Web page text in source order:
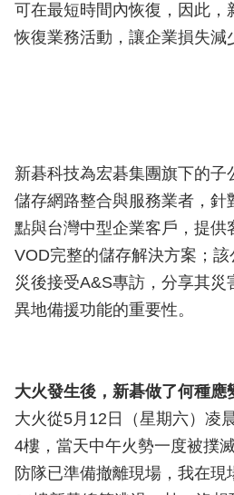
可在最短時間內恢復，因此，
恢復業務活動，讓企業損失減
新碁科技為宏碁集團旗下的子
儲存網路整合與服務業者，針
點與台灣中型企業客戶，提供
VOD完整的儲存解決方案；
災後接受A&S專訪，分享其災
異地備援功能的重要性。
大火發生後，新碁做了何種應
大火從5月12日（星期六）凌
4樓，當天中午火勢一度被撲
防隊已準備撤離現場，我在